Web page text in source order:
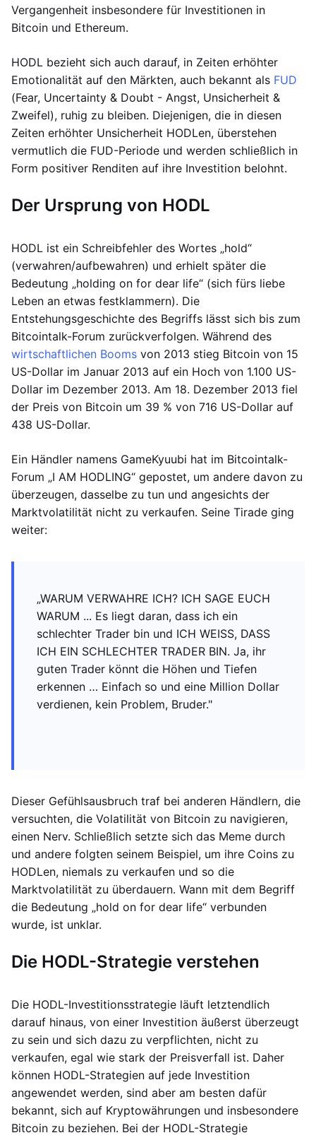
Vergangenheit insbesondere für Investitionen in
Bitcoin und Ethereum.
HODL bezieht sich auch darauf, in Zeiten erhöhter
Emotionalität auf den Märkten, auch bekannt als FUD
(Fear, Uncertainty & Doubt - Angst, Unsicherheit &
Zweifel), ruhig zu bleiben. Diejenigen, die in diesen
Zeiten erhöhter Unsicherheit HODLen, überstehen
vermutlich die FUD-Periode und werden schließlich in
Form positiver Renditen auf ihre Investition belohnt.
Der Ursprung von HODL
HODL ist ein Schreibfehler des Wortes „hold“
(verwahren/aufbewahren) und erhielt später die
Bedeutung „holding on for dear life“ (sich fürs liebe
Leben an etwas festklammern). Die
Entstehungsgeschichte des Begriffs lässt sich bis zum
Bitcointalk-Forum zurückverfolgen. Während des
wirtschaftlichen Booms von 2013 stieg Bitcoin von 15
US-Dollar im Januar 2013 auf ein Hoch von 1.100 US-
Dollar im Dezember 2013. Am 18. Dezember 2013 fiel
der Preis von Bitcoin um 39 % von 716 US-Dollar auf
438 US-Dollar.
Ein Händler namens GameKyuubi hat im Bitcointalk-
Forum „I AM HODLING“ gepostet, um andere davon zu
überzeugen, dasselbe zu tun und angesichts der
Marktvolatilität nicht zu verkaufen. Seine Tirade ging
weiter:
„WARUM VERWAHRE ICH? ICH SAGE EUCH
WARUM ... Es liegt daran, dass ich ein
schlechter Trader bin und ICH WEISS, DASS
ICH EIN SCHLECHTER TRADER BIN. Ja, ihr
guten Trader könnt die Höhen und Tiefen
erkennen … Einfach so und eine Million Dollar
verdienen, kein Problem, Bruder."
Dieser Gefühlsausbruch traf bei anderen Händlern, die
versuchten, die Volatilität von Bitcoin zu navigieren,
einen Nerv. Schließlich setzte sich das Meme durch
und andere folgten seinem Beispiel, um ihre Coins zu
HODLen, niemals zu verkaufen und so die
Marktvolatilität zu überdauern. Wann mit dem Begriff
die Bedeutung „hold on for dear life“ verbunden
wurde, ist unklar.
Die HODL-Strategie verstehen
Die HODL-Investitionsstrategie läuft letztendlich
darauf hinaus, von einer Investition äußerst überzeugt
zu sein und sich dazu zu verpflichten, nicht zu
verkaufen, egal wie stark der Preisverfall ist. Daher
können HODL-Strategien auf jede Investition
angewendet werden, sind aber am besten dafür
bekannt, sich auf Kryptowährungen und insbesondere
Bitcoin zu beziehen. Bei der HODL-Strategie